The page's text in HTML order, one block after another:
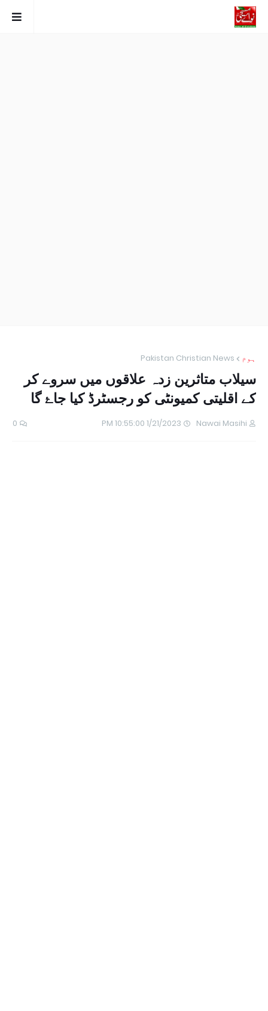
ہوم Pakistan Christian News
سیلاب متاثرین زدہ علاقوں میں سروے کر
کے اقلیتی کمیونٹی کو رجسٹرڈ کیا جاۓ گا
Nawai Masihi
1/21/2023 10:55:00 PM
0